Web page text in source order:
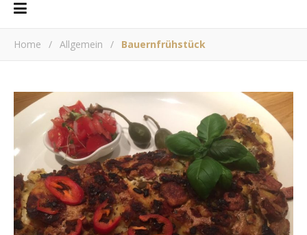
Home / Allgemein / Bauernfrühstück